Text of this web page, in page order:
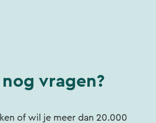
nog vragen?
of wil je meer dan 20.000